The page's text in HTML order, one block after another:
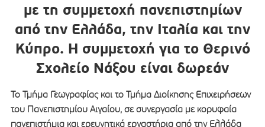
με τη συμμετοχή πανεπιστημίων
από την Ελλάδα, την Ιταλία και την
Κύπρο. Η συμμετοχή για το Θερινό
Σχολείο Νάξου είναι δωρεάν
Το Τμήμα Γεωγραφίας και το Τμήμα Διοίκησης Επιχειρήσεων
του Πανεπιστημίου Αιγαίου, σε συνεργασία με κορυφαία
πανεπιστήμια και ερευνητικά εργαστήρια από την Ελλάδα